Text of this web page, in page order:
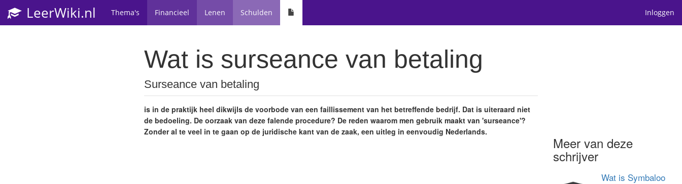
LeerWiki.nl Thema's Financieel Lenen Schulden Inloggen
Wat is surseance van betaling
Surseance van betaling
is in de praktijk heel dikwijls de voorbode van een faillissement van het betreffende bedrijf. Dat is uiteraard niet
de bedoeling. De oorzaak van deze falende procedure? De reden waarom men gebruik maakt van 'surseance'?
Zonder al te veel in te gaan op de juridische kant van de zaak, een uitleg in eenvoudig Nederlands.
Meer van deze
schrijver
Wat is Symbaloo